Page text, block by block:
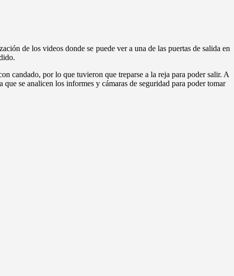
de los videos donde se puede ver a una de las puertas de salida en
candado, por lo que tuvieron que treparse a la reja para poder salir. A
que se analicen los informes y cámaras de seguridad para poder tomar